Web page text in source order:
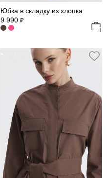
Юбка в складку из хлопка
9 990 ₽